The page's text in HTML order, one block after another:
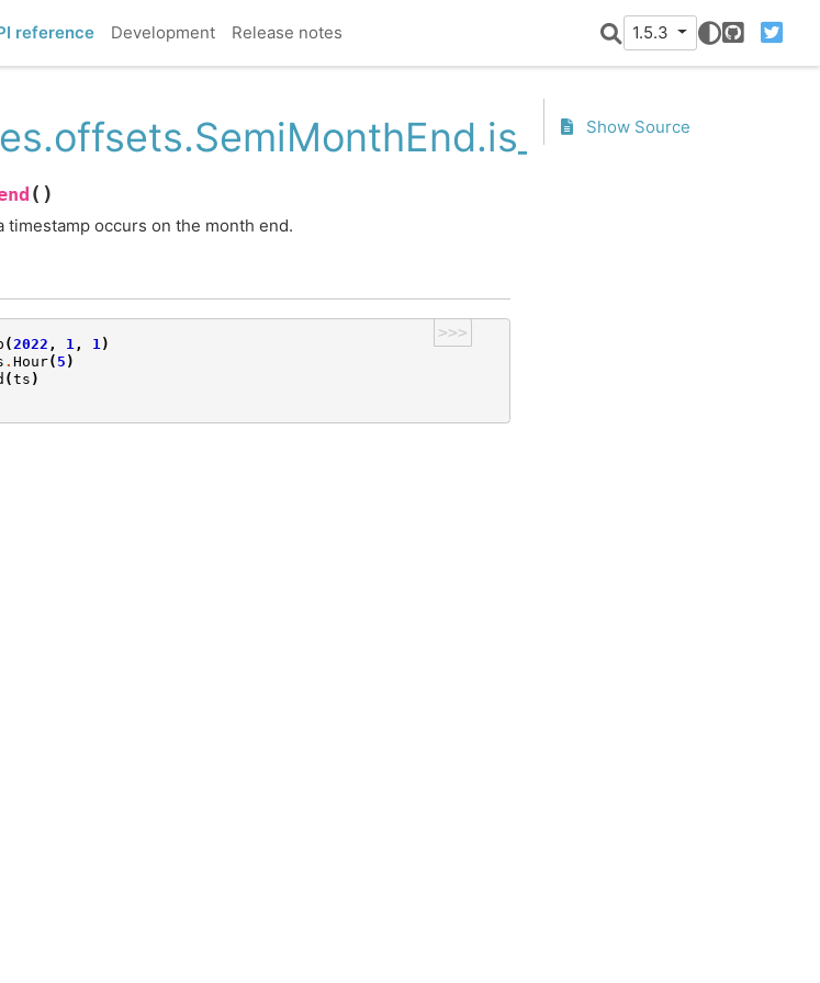
reference Development Release notes 1.5.3
GitHubTwitter
( )
timestamp occurs on the month end.
>>>
(2022 , 1 , 1)
. Hour( 5 )
(ts )
Show Source